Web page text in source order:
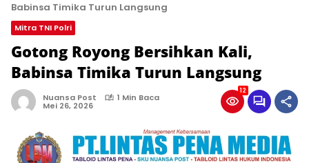
Babinsa Timika Turun Langsung
Mitra TNI Polri
Gotong Royong Bersihkan Kali,
Babinsa Timika Turun Langsung
Nuansa Post 1 Min Baca
Mei 26, 2026
12